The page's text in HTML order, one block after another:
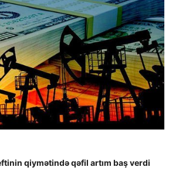
qiymətində qəfil artım baş verdi